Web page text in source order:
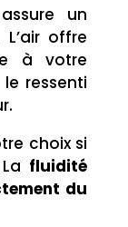
un
L’air offre
à votre
ressenti
choix si
fluidité
du